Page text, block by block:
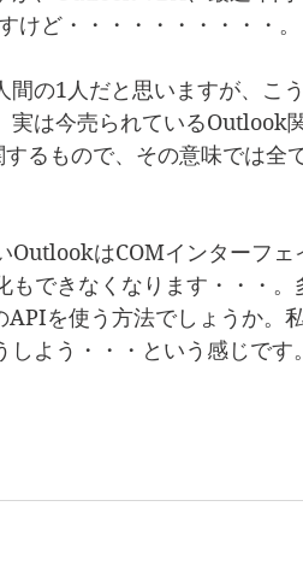
けど・・・・・・・・・・。
の1人だと思いますが、こ
実は今売られているOutlook
るもので、その意味では全
はCOMインターフェ
できなくなります・・・。
を使う方法でしょうか。
よう・・・という感じです